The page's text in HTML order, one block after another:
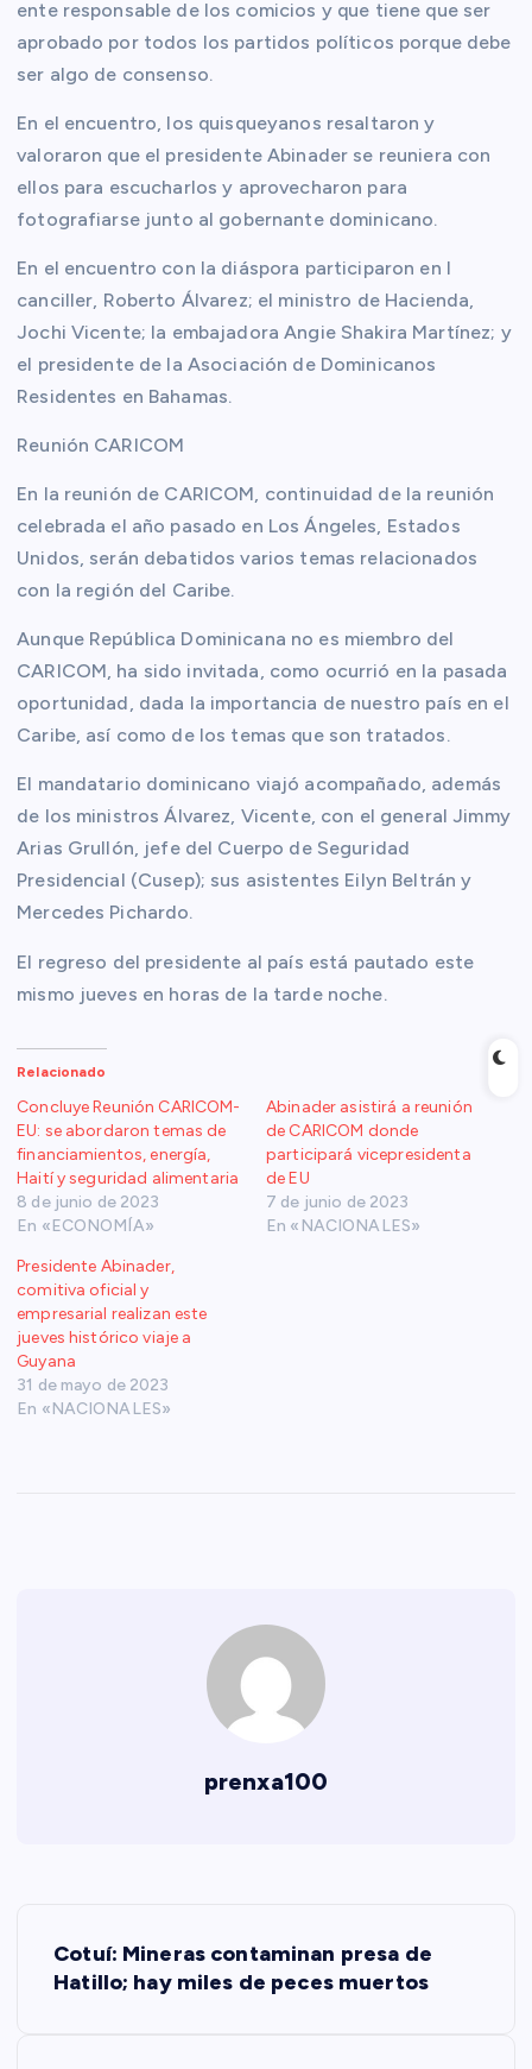
ente responsable de los comicios y que tiene que ser
aprobado por todos los partidos políticos porque debe
ser algo de consenso.
En el encuentro, los quisqueyanos resaltaron y
valoraron que el presidente Abinader se reuniera con
ellos para escucharlos y aprovecharon para
fotografiarse junto al gobernante dominicano.
En el encuentro con la diáspora participaron en l
canciller, Roberto Álvarez; el ministro de Hacienda,
Jochi Vicente; la embajadora Angie Shakira Martínez; y
el presidente de la Asociación de Dominicanos
Residentes en Bahamas.
Reunión CARICOM
En la reunión de CARICOM, continuidad de la reunión
celebrada el año pasado en Los Ángeles, Estados
Unidos, serán debatidos varios temas relacionados
con la región del Caribe.
Aunque República Dominicana no es miembro del
CARICOM, ha sido invitada, como ocurrió en la pasada
oportunidad, dada la importancia de nuestro país en el
Caribe, así como de los temas que son tratados.
El mandatario dominicano viajó acompañado, además
de los ministros Álvarez, Vicente, con el general Jimmy
Arias Grullón, jefe del Cuerpo de Seguridad
Presidencial (Cusep); sus asistentes Eilyn Beltrán y
Mercedes Pichardo.
El regreso del presidente al país está pautado este
mismo jueves en horas de la tarde noche.
Relacionado
Concluye Reunión CARICOM-
EU: se abordaron temas de
financiamientos, energía,
Haití y seguridad alimentaria
8 de junio de 2023
En «ECONOMÍA»
Abinader asistirá a reunión
de CARICOM donde
participará vicepresidenta
de EU
7 de junio de 2023
En «NACIONALES»
Presidente Abinader,
comitiva oficial y
empresarial realizan este
jueves histórico viaje a
Guyana
31 de mayo de 2023
En «NACIONALES»
prenxa100
Cotuí: Mineras contaminan presa de
Hatillo; hay miles de peces muertos